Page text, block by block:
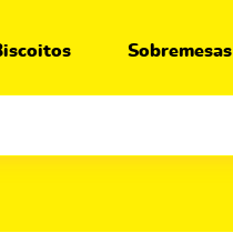
Sobremesas